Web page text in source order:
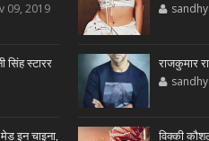
09, 2019
स्टारर
इन चाइना,
राजकुमार
विक्की